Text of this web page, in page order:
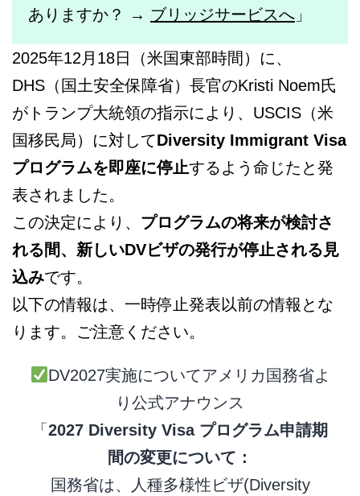
続
き
の
日
本
語
相
談
ありますか？ → ブリッジサービスへ 」
2025年12月18日（米国東部時間）に、
DHS（国土安全保障省）長官のKristi Noem氏
がトランプ大統領の指示により、USCIS（米
国移民局）に対してDiversity Immigrant Visa
プログラムを即座に停止するよう命じたと発
表されました。
この決定により、 プログラムの将来が検討さ
れる間、新しいDVビザの発行が停止される見
込みです。
以下の情報は、一時停止発表以前の情報とな
ります。ご注意ください。
DV2027実施についてアメリカ国務省よ
り公式アナウンス
「 2027 Diversity Visa プログラム申請期
間の変更について：
国務省は、人種多様性ビザ(Diversity